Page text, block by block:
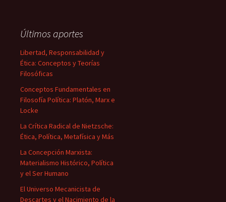
Últimos aportes
Libertad, Responsabilidad y
Ética: Conceptos y Teorías
Filosóficas
Conceptos Fundamentales en
Filosofía Política: Platón, Marx e
Locke
La Crítica Radical de Nietzsche:
Ética, Política, Metafísica y Más
La Concepción Marxista:
Materialismo Histórico, Política
y el Ser Humano
El Universo Mecanicista de
Descartes y el Nacimiento de la